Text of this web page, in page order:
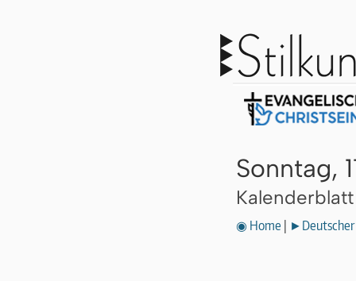
Sonntag,
◉ Home ►Deutscher